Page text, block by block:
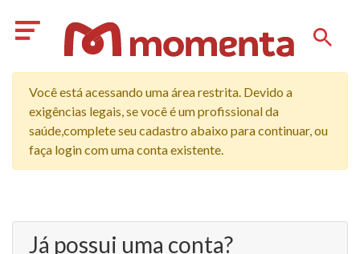
Você está acessando uma área restrita. Devido a
exigências legais, se você é um profissional da
saúde,complete seu cadastro abaixo para continuar, ou
faça login com uma conta existente.
Já possui uma conta?